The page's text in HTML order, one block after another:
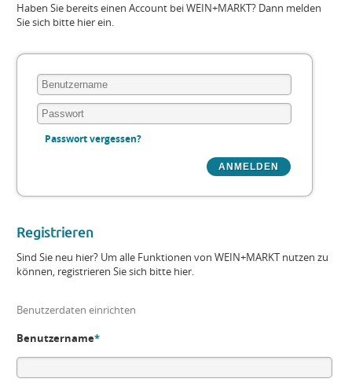
Haben Sie bereits einen Account bei WEIN+MARKT? Dann melden
Sie sich bitte hier ein.
Passwort vergessen?
Registrieren
Sind Sie neu hier? Um alle Funktionen von WEIN+MARKT nutzen zu
können, registrieren Sie sich bitte hier.
Benutzerdaten einrichten
Benutzername*